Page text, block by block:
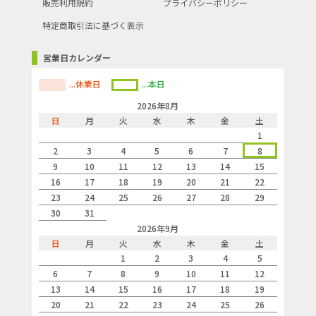
特定商取引法に基づく表示
営業日カレンダー
...休業日
...本日
2026年8月
日
月 火 水 木 金
土
1
2
3 4 5 6 7
8
9
10 11 12 13 14
15
16
17 18 19 20 21
22
23
24 25 26 27 28
29
30
31
2026年9月
日
月 火 水 木 金
土
1
2 3 4
5
6
7 8 9 10 11
12
13
14 15 16 17 18
19
20
21 22 23 24 25
26